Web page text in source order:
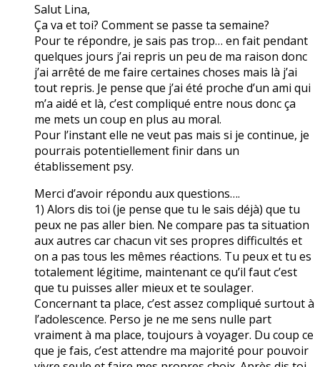
Salut Lina,
Ça va et toi? Comment se passe ta semaine?
Pour te répondre, je sais pas trop… en fait pendant
quelques jours j’ai repris un peu de ma raison donc
j’ai arrêté de me faire certaines choses mais là j’ai
tout repris. Je pense que j’ai été proche d’un ami qui
m’a aidé et là, c’est compliqué entre nous donc ça
me mets un coup en plus au moral.
Pour l’instant elle ne veut pas mais si je continue, je
pourrais potentiellement finir dans un
établissement psy.
Merci d’avoir répondu aux questions….
1) Alors dis toi (je pense que tu le sais déjà) que tu
peux ne pas aller bien. Ne compare pas ta situation
aux autres car chacun vit ses propres difficultés et
on a pas tous les mêmes réactions. Tu peux et tu es
totalement légitime, maintenant ce qu’il faut c’est
que tu puisses aller mieux et te soulager.
Concernant ta place, c’est assez compliqué surtout à
l’adolescence. Perso je ne me sens nulle part
vraiment à ma place, toujours à voyager. Du coup ce
que je fais, c’est attendre ma majorité pour pouvoir